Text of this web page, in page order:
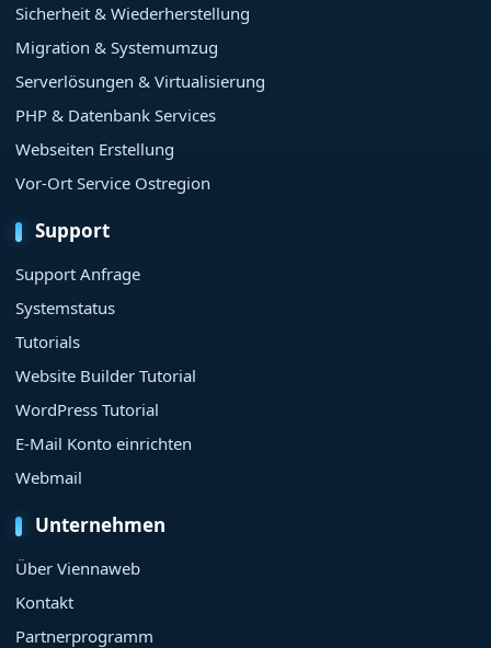
Sicherheit & Wiederherstellung
Migration & Systemumzug
Serverlösungen & Virtualisierung
PHP & Datenbank Services
Webseiten Erstellung
Vor-Ort Service Ostregion
Support
Support Anfrage
Systemstatus
Tutorials
Website Builder Tutorial
WordPress Tutorial
E-Mail Konto einrichten
Webmail
Unternehmen
Über Viennaweb
Kontakt
Partnerprogramm